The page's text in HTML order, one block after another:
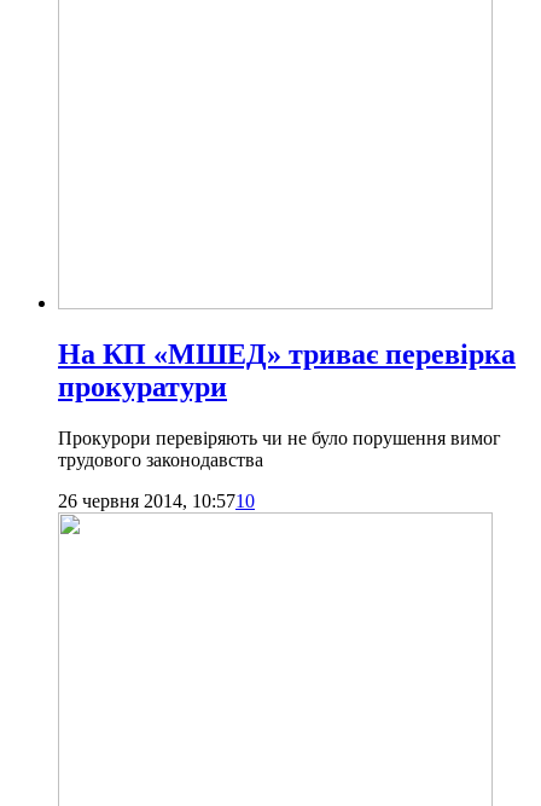
На КП «МШЕД» триває перевірка
прокуратури
Прокурори перевіряють чи не було порушення вимог
трудового законодавства
26 червня 2014, 10:5710